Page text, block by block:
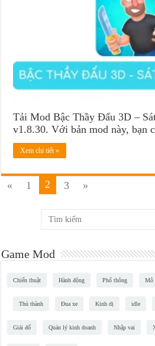
Tải Mod Bậc Thầy Đấu 3D –
v1.8.30. Với bản mod này, bạn
Xem chi tiết »
« 1 2 3 »
Game Mod
Chiến thuật Hành động Phổ thông Mô
Thủ thành Đua xe Kinh dị idle
Giải đố Quản lý kinh doanh Nhập vai